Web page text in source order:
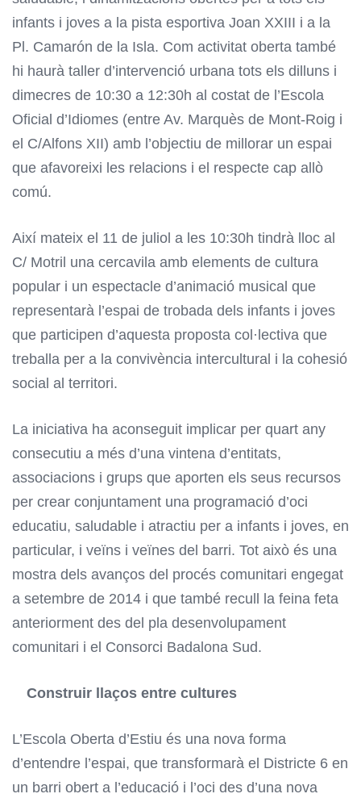
infants i joves a la pista esportiva Joan XXIII i a la
Pl. Camarón de la Isla. Com activitat oberta també
hi haurà taller d’intervenció urbana tots els dilluns i
dimecres de 10:30 a 12:30h al costat de l’Escola
Oficial d’Idiomes (entre Av. Marquès de Mont-Roig i
el C/Alfons XII) amb l’objectiu de millorar un espai
que afavoreixi les relacions i el respecte cap allò
comú.
Així mateix el 11 de juliol a les 10:30h tindrà lloc al
C/ Motril una cercavila amb elements de cultura
popular i un espectacle d’animació musical que
representarà l’espai de trobada dels infants i joves
que participen d’aquesta proposta col·lectiva que
treballa per a la convivència intercultural i la cohesió
social al territori.
La iniciativa ha aconseguit implicar per quart any
consecutiu a més d’una vintena d’entitats,
associacions i grups que aporten els seus recursos
per crear conjuntament una programació d’oci
educatiu, saludable i atractiu per a infants i joves, en
particular, i veïns i veïnes del barri. Tot això és una
mostra dels avanços del procés comunitari engegat
a setembre de 2014 i que també recull la feina feta
anteriorment des del pla desenvolupament
comunitari i el Consorci Badalona Sud.
Construir llaços entre cultures
L’Escola Oberta d’Estiu és una nova forma
d’entendre l’espai, que transformarà el Districte 6 en
un barri obert a l’educació i l’oci des d’una nova